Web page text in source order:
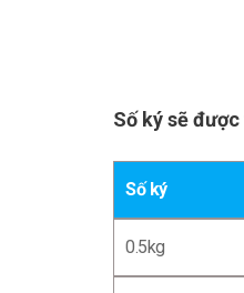
Số ký sẽ
Số ký
0.5kg